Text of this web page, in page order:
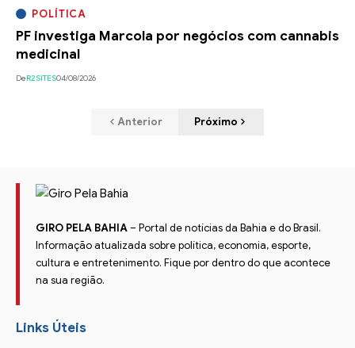
POLÍTICA
PF investiga Marcola por negócios com cannabis
medicinal
DeR2SITES04/08/2026
Anterior Próximo
GIRO PELA BAHIA– Portal de notícias da Bahia e do Brasil.
Informação atualizada sobre política, economia, esporte,
cultura e entretenimento. Fique por dentro do que acontece
na sua região.
Links Úteis